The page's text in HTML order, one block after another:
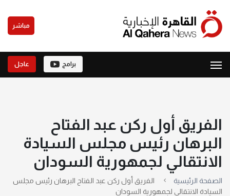
مباشر
برامج عاجل
الفريق أول ركن عبد الفتاح
البرهان رئيس مجلس السيادة
الانتقالي لجمهورية السودان
الصفحة الرئيسية
الفريق أول ركن عبد الفتاح البرهان رئيس مجلس
السيادة الانتقالي لجمهورية السودان